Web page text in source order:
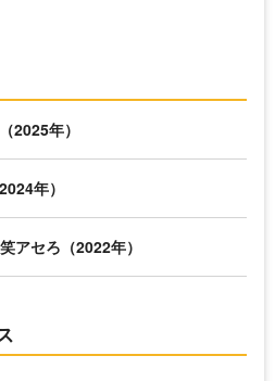
2025年）
年）
セろ（2022年）